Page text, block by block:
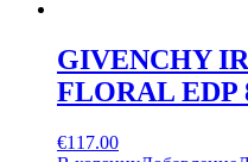
GIVENCHY
FLORAL EDP
€117.00